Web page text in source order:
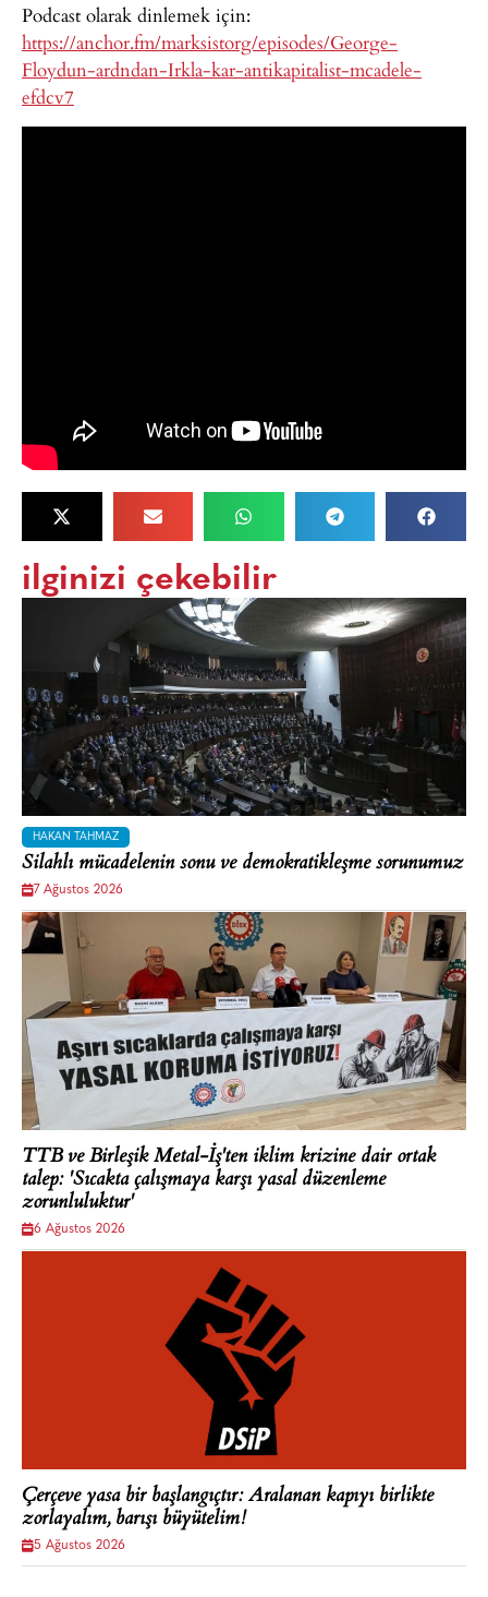
Podcast olarak dinlemek için:
https://anchor.fm/marksistorg/episodes/George-
Floydun-ardndan-Irkla-kar-antikapitalist-mcadele-
efdcv7
ilginizi çekebilir
HAKAN TAHMAZ
Silahlı mücadelenin sonu ve demokratikleşme sorunumuz
7 Ağustos 2026
TTB ve Birleşik Metal-İş'ten iklim krizine dair ortak
talep: 'Sıcakta çalışmaya karşı yasal düzenleme
zorunluluktur'
6 Ağustos 2026
Çerçeve yasa bir başlangıçtır: Aralanan kapıyı birlikte
zorlayalım, barışı büyütelim!
5 Ağustos 2026